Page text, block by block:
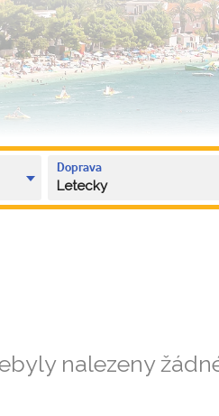
Doprava
Letecky
nalezeny